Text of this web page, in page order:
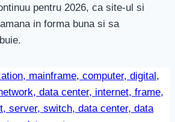
pentru 2026, ca site-ul si
in forma buna si sa